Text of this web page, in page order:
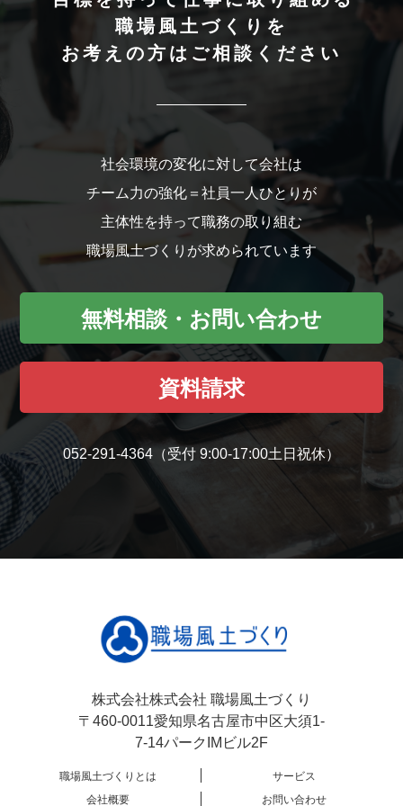
職場風土づくりを
お考えの方はご相談ください
社会環境の変化に対して会社は
チーム力の強化＝社員一人ひとりが
主体性を持って職務の取り組む
職場風土づくりが求められています
無料相談・お問い合わせ
資料請求
052-291-4364 （受付 9:00-17:00土日祝休）
株式会社株式会社 職場風土づくり
〒460-0011愛知県名古屋市中区大須1-
7-14パークIMビル2F
職場風土づくりとは
サービス
会社概要
お問い合わせ